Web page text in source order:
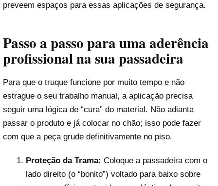
preveem espaços para essas aplicações de segurança.
Passo a passo para uma aderência
profissional na sua passadeira
Para que o truque funcione por muito tempo e não
estrague o seu trabalho manual, a aplicação precisa
seguir uma lógica de “cura” do material. Não adianta
passar o produto e já colocar no chão; isso pode fazer
com que a peça grude definitivamente no piso.
Proteção da Trama: Coloque a passadeira com o
lado direito (o “bonito”) voltado para baixo sobre